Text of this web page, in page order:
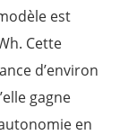
est
Cette
d’environ
gagne
en